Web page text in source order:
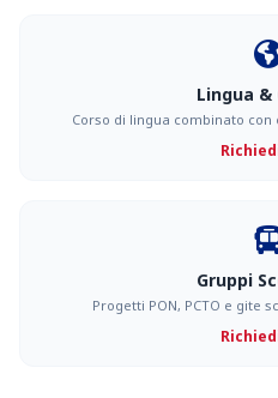
Lingua &
Corso di lingua combinato
Gruppi
Progetti PON, PCTO e gite